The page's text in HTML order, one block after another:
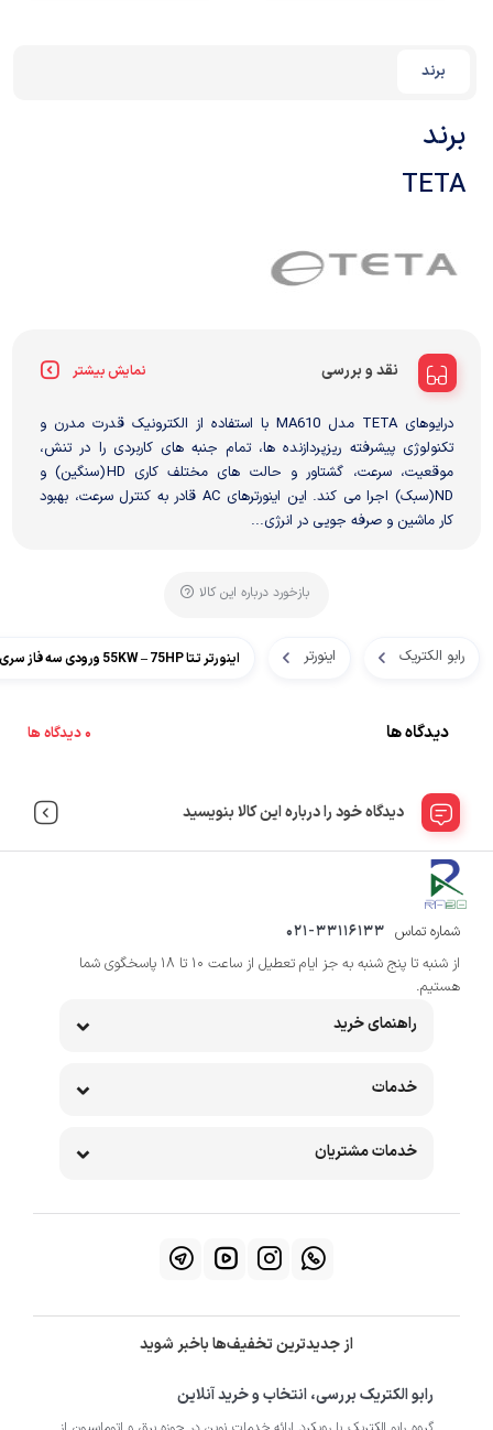
برند
برند
TETA
نقد و بررسی نمایش بیشتر
درایوهای TETA مدل MA610 با استفاده از الکترونیک قدرت مدرن و
تکنولوژی پیشرفته ریزپردازنده ها، تمام جنبه های کاربردی را در تنش،
موقعیت، سرعت، گشتاور و حالت های مختلف کاری HD(سنگین) و
ND(سبک) اجرا می کند. این اینورترهای AC قادر به کنترل سرعت، بهبود
کار ماشین و صرفه جویی در انرژی...
بازخورد درباره این کالا
رابو الکتریک اینورتر اینورتر تتا 55KW – 75HP ورودی سه فاز سری MA610
دیدگاه ها 0 دیدگاه ها
دیدگاه خود را درباره این کالا بنویسید
شماره تماس 021-33116133
از شنبه تا پنج شنبه به جز ایام تعطیل از ساعت 10 تا 18 پاسخگوی شما
هستیم.
راهنمای خرید
خدمات
خدمات مشتریان
از جدیدترین تخفیف‌ها باخبر شوید
رابو الکتریک بررسی، انتخاب و خرید آنلاین